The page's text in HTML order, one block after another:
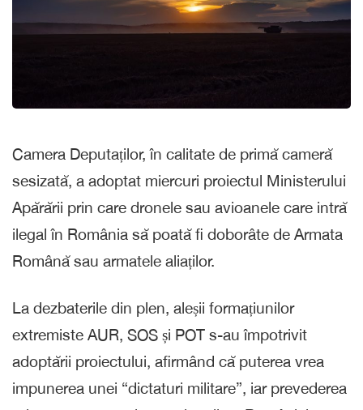
Camera Deputaților, în calitate de primă cameră
sesizată, a adoptat miercuri proiectul Ministerului
Apărării prin care dronele sau avioanele care intră
ilegal în România să poată fi doborâte de Armata
Română sau armatele aliaților.
La dezbaterile din plen, aleșii formațiunilor
extremiste AUR, SOS și POT s-au împotrivit
adoptării proiectului, afirmând că puterea vrea
impunerea unei “dictaturi militare”, iar prevederea